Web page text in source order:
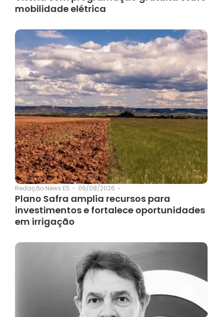
mobilidade elétrica
Redação News ES - 06/08/2026 -
Plano Safra amplia recursos para
investimentos e fortalece oportunidades
em irrigação